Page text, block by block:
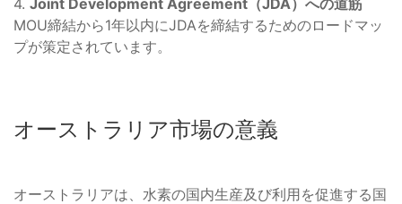
MOU締結から1年以内にJDAを締結するためのロードマッ
プが策定されています。
オーストラリア市場の意義
オーストラリアは、水素の国内生産及び利用を促進する国